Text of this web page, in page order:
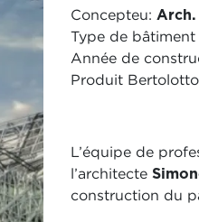
Concepteu:
Type de
Année de
Produit
L’équipe de
l’architecte
construction du